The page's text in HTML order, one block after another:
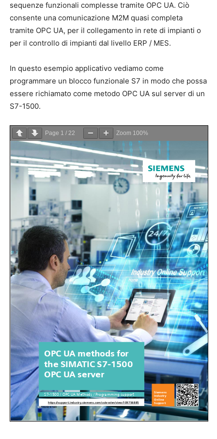
sequenze funzionali complesse tramite OPC UA. Ciò
consente una comunicazione M2M quasi completa
tramite OPC UA, per il collegamento in rete di impianti o
per il controllo di impianti dal livello ERP / MES.
In questo esempio applicativo vediamo come
programmare un blocco funzionale S7 in modo che possa
essere richiamato come metodo OPC UA sul server di un
S7-1500.
Page 1 / 22 Zoom 100%